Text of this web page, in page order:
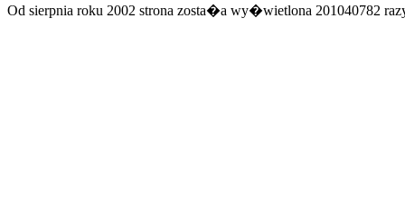
Od sierpnia roku 2002 strona zosta�a wy�wietlona 201040782